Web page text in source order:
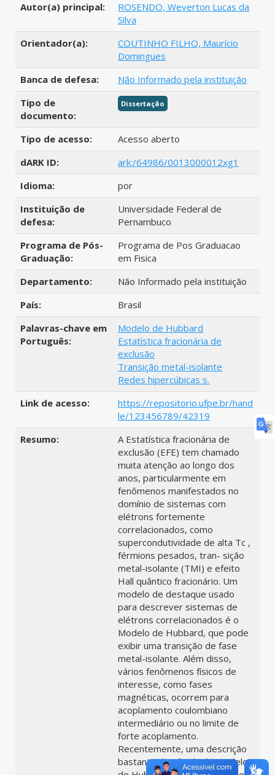
Autor(a) principal:
ROSENDO, Weverton Lucas da
Silva
Orientador(a):
COUTINHO FILHO, Maurício
Domingues
Banca de defesa:
Não Informado pela instituição
Tipo de
documento:
Dissertação
Tipo de acesso:
Acesso aberto
dARK ID:
ark:/64986/0013000012xg1
Idioma:
por
Instituição de
defesa:
Universidade Federal de
Pernambuco
Programa de Pós-
Graduação:
Programa de Pos Graduacao
em Fisica
Departamento:
Não Informado pela instituição
País:
Brasil
Palavras-chave em
Português:
Modelo de Hubbard
Estatística fracionária de
exclusão
Transição metal-isolante
Redes hipercúbicas s.
Link de acesso:
https://repositorio.ufpe.br/hand
le/123456789/42319
Resumo:
A Estatística fracionária de
exclusão (EFE) tem chamado
muita atenção ao longo dos
anos, particularmente em
fenômenos manifestados no
domínio de sistemas com
elétrons fortemente
correlacionados, como
supercondutividade de alta Tc ,
férmions pesados, tran- sição
metal-isolante (TMI) e efeito
Hall quântico fracionário. Um
modelo de destaque usado
para descrever sistemas de
elétrons correlacionados é o
Modelo de Hubbard, que pode
exibir uma transição de fase
metal-isolante. Além disso,
vários fenômenos físicos de
interesse, como fases
magnéticas, ocorrem para
acoplamento coulombiano
intermediário ou no limite de
forte acoplamento.
Recentemente, uma descrição
bastante detalhada do modelo